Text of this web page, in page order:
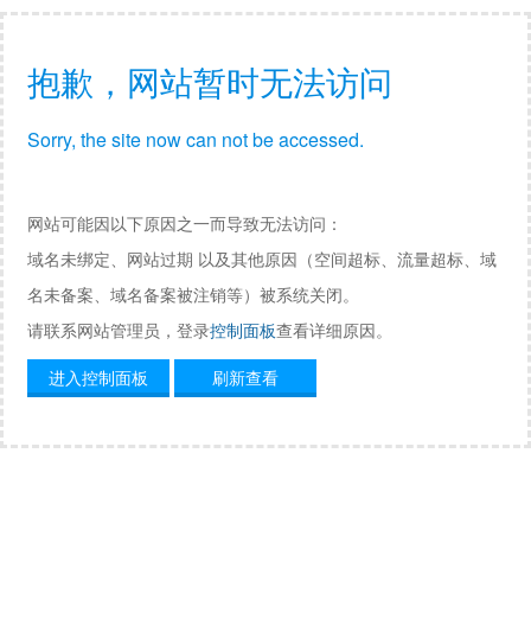
抱歉，网站暂时无法访问
Sorry, the site now can not be accessed.
网站可能因以下原因之一而导致无法访问：
域名未绑定、网站过期 以及其他原因（空间超标、流量超标、域
名未备案、域名备案被注销等）被系统关闭。
请联系网站管理员，登录控制面板查看详细原因。
进入控制面板
刷新查看